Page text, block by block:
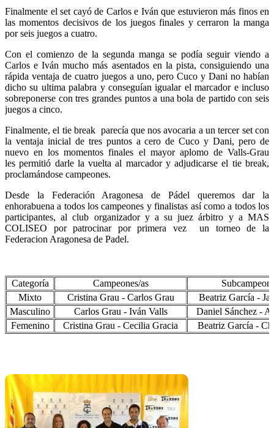
Finalmente el set cayó de Carlos e Iván que estuvieron más finos en
las momentos decisivos de los juegos finales y cerraron la manga
por seis juegos a cuatro.
Con el comienzo de la segunda manga se podía seguir viendo a
Carlos e Iván mucho más asentados en la pista, consiguiendo una
rápida ventaja de cuatro juegos a uno, pero Cuco y Dani no habían
dicho su ultima palabra y conseguían igualar el marcador e incluso
sobreponerse con tres grandes puntos a una bola de partido con seis
juegos a cinco.
Finalmente, el tie break parecía que nos avocaria a un tercer set con
la ventaja inicial de tres puntos a cero de Cuco y Dani, pero de
nuevo en los momentos finales el mayor aplomo de Valls-Grau
les permitió darle la vuelta al marcador y adjudicarse el tie break,
proclamándose campeones.
Desde la Federación Aragonesa de Pádel queremos dar la
enhorabuena a todos los campeones y finalistas así como a todos los
participantes, al club organizador y a su juez árbitro y a MAS
COLISEO por patrocinar por primera vez un torneo de la
Federacion Aragonesa de Padel.
Categoría Campeones/as
Mixto
Cristina Grau - Carlos Grau
Beatriz García -
Masculino
Carlos Grau - Iván Valls
Daniel Sánchez -
Femenino
Cristina Grau - Cecilia Gracia Beatriz García -